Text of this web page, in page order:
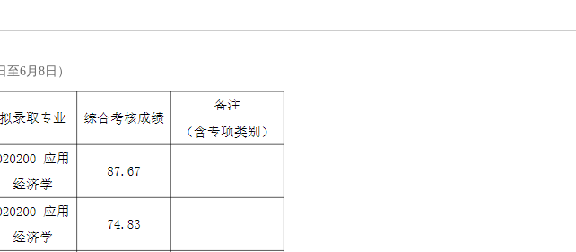
6月8日）